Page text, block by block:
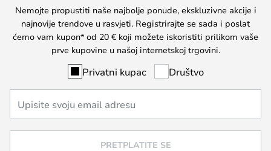
Nemojte propustiti naše najbolje ponude, ekskluzivne akcije i
najnovije trendove u rasvjeti. Registrirajte se sada i poslat
ćemo vam kupon* od 20 € koji možete iskoristiti prilikom vaše
prve kupovine u našoj internetskoj trgovini.
Privatni kupac Društvo
PRETPLATITE SE